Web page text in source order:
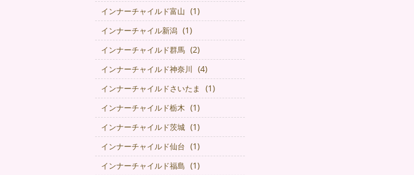
インナーチャイルド富山 (1)
インナーチャイル新潟 (1)
インナーチャイルド群馬 (2)
インナーチャイルド神奈川 (4)
インナーチャイルドさいたま (1)
インナーチャイルド栃木 (1)
インナーチャイルド茨城 (1)
インナーチャイルド仙台 (1)
インナーチャイルド福島 (1)